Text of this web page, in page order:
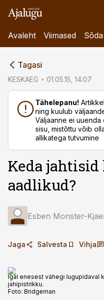
Avaleht Viimased Sõda
Tagasi
KESKAEG 01.05.15, 14:07
Tähelepanu!
ning kuulub
Väljaanne ei
sisu, mistõttu võib
allikatega tutvumine
Keda jahtisid
aadlikud?
Esben Monster-
Jaga Salvesta Vihja
Igal enesest vähegi lugupidaval
jahipistrikku.
Foto: Bridgeman